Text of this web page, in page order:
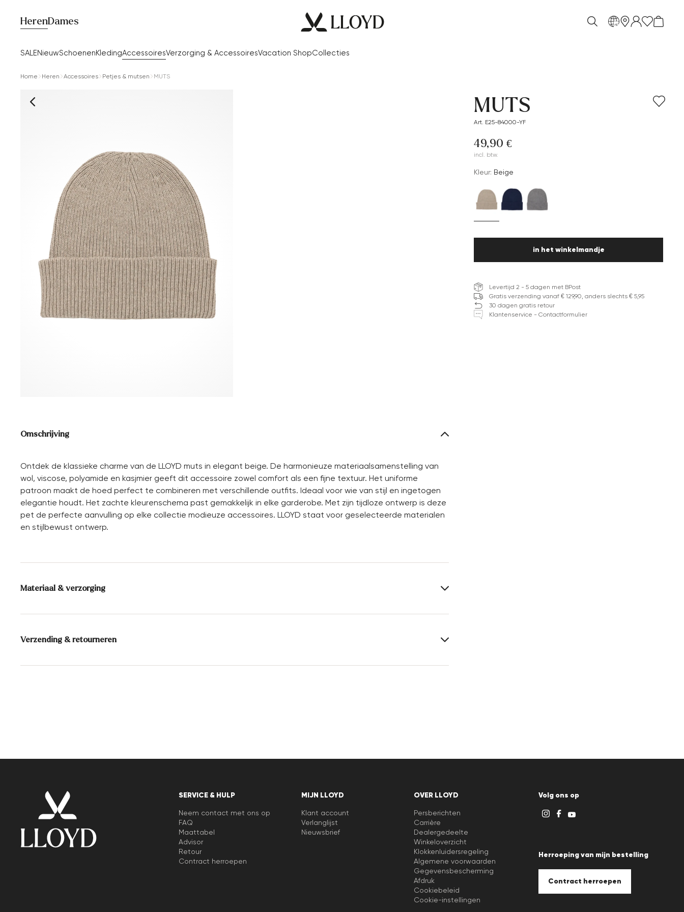
Heren
SALENieuwSchoenenKledingAccessoiresVerzorging & AccessoiresVacation ShopCollecties
Dames nl
Home Heren Accessoires Petjes & mutsen MUTS
Omschrijving
Ontdek de klassieke charme van de LLOYD muts in elegant beige. De harmonieuze materiaalsamenstelling van
wol, viscose, polyamide en kasjmier geeft dit accessoire zowel comfort als een fijne textuur. Het uniforme
patroon maakt de hoed perfect te combineren met verschillende outfits. Ideaal voor wie van stijl en ingetogen
elegantie houdt. Het zachte kleurenschema past gemakkelijk in elke garderobe. Met zijn tijdloze ontwerp is deze
pet de perfecte aanvulling op elke collectie modieuze accessoires. LLOYD staat voor geselecteerde materialen
en stijlbewust ontwerp.
Materiaal & verzorging
Samenstelling materiaal: 40% Wol 30% viscose 20% polyamide
Verzending & retourneren
Levertijd 2 - 5 dagen met BPost
Meer informatie over dit onderwerp vindt u in het
MUTS
Art. E25-84000-YF
49,90 €
incl. btw.
Kleur: Beige
in het winkelmandje
Levertijd 2 - 5 dagen met BPost
Gratis verzending vanaf € 129,90, anders slechts € 5,95
30 dagen gratis retour
Klantenservice - Contactformulier
SERVICE & HULP
Neem contact met ons op
FAQ
Maattabel
Advisor
Retour
Contract herroepen
MIJN LLOYD
Klant account
Verlanglijst
Nieuwsbrief
OVER LLOYD
Persberichten
Carrière
Dealergedeelte
Winkeloverzicht
Klokkenluidersregeling
Algemene voorwaarden
Gegevensbescherming
Afdruk
Cookiebeleid
Cookie-instellingen
Volg ons op
Herroeping van mijn bestelling
Contract herroepen